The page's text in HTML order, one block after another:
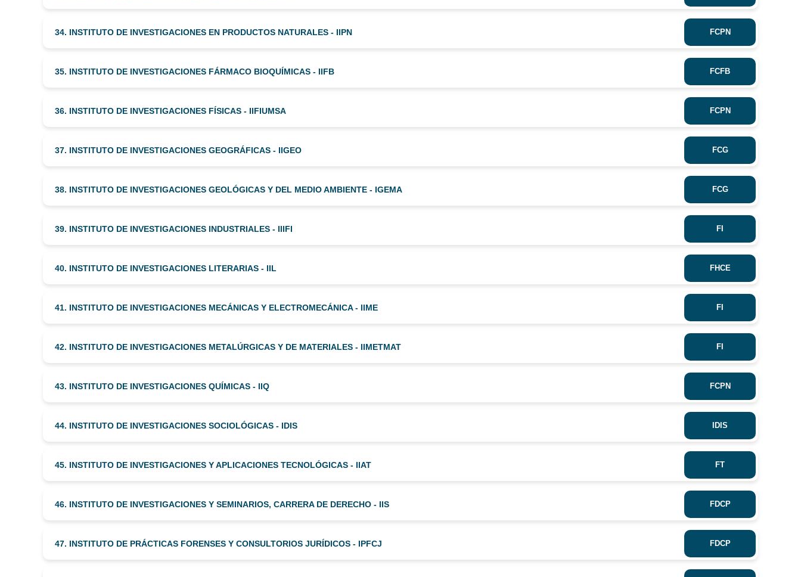
34. INSTITUTO DE INVESTIGACIONES EN PRODUCTOS NATURALES - IIPN FCPN
35. INSTITUTO DE INVESTIGACIONES FÁRMACO BIOQUÍMICAS - IIFB FCFB
36. INSTITUTO DE INVESTIGACIONES FÍSICAS - IIFIUMSA FCPN
37. INSTITUTO DE INVESTIGACIONES GEOGRÁFICAS - IIGEO FCG
38. INSTITUTO DE INVESTIGACIONES GEOLÓGICAS Y DEL MEDIO AMBIENTE - IGEMA FCG
39. INSTITUTO DE INVESTIGACIONES INDUSTRIALES - IIIFI FI
40. INSTITUTO DE INVESTIGACIONES LITERARIAS - IIL FHCE
41. INSTITUTO DE INVESTIGACIONES MECÁNICAS Y ELECTROMECÁNICA - IIME FI
42. INSTITUTO DE INVESTIGACIONES METALÚRGICAS Y DE MATERIALES - IIMETMAT FI
43. INSTITUTO DE INVESTIGACIONES QUÍMICAS - IIQ FCPN
44. INSTITUTO DE INVESTIGACIONES SOCIOLÓGICAS - IDIS IDIS
45. INSTITUTO DE INVESTIGACIONES Y APLICACIONES TECNOLÓGICAS - IIAT FT
46. INSTITUTO DE INVESTIGACIONES Y SEMINARIOS, CARRERA DE DERECHO - IIS FDCP
47. INSTITUTO DE PRÁCTICAS FORENSES Y CONSULTORIOS JURÍDICOS - IPFCJ FDCP